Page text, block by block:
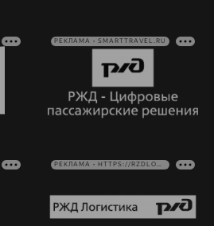
РЕКЛАМА • SMARTTRAVEL.RU
РЕКЛАМА • HTTPS://RZDLOG.RU/